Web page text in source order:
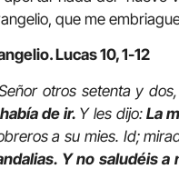
que me
Lucas 10, 1-12
otros setenta y
de ir. Y les dijo:La
a su mies. Id;
Y no saludéis a